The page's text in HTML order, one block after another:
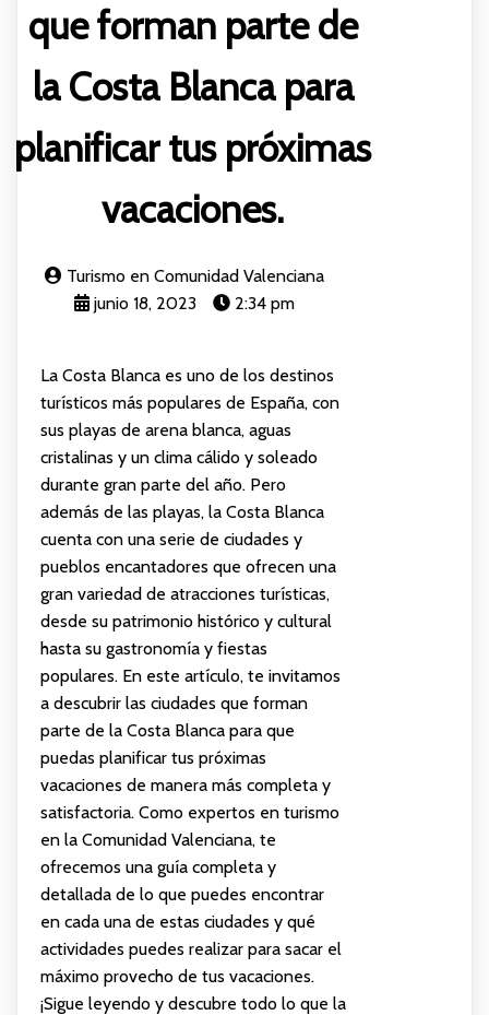
que forman parte de
la Costa Blanca para
planificar tus próximas
vacaciones.
Turismo en Comunidad Valenciana
junio 18, 2023
2:34 pm
La Costa Blanca es uno de los destinos
turísticos más populares de España, con
sus playas de arena blanca, aguas
cristalinas y un clima cálido y soleado
durante gran parte del año. Pero
además de las playas, la Costa Blanca
cuenta con una serie de ciudades y
pueblos encantadores que ofrecen una
gran variedad de atracciones turísticas,
desde su patrimonio histórico y cultural
hasta su gastronomía y fiestas
populares. En este artículo, te invitamos
a descubrir las ciudades que forman
parte de la Costa Blanca para que
puedas planificar tus próximas
vacaciones de manera más completa y
satisfactoria. Como expertos en turismo
en la Comunidad Valenciana, te
ofrecemos una guía completa y
detallada de lo que puedes encontrar
en cada una de estas ciudades y qué
actividades puedes realizar para sacar el
máximo provecho de tus vacaciones.
¡Sigue leyendo y descubre todo lo que la